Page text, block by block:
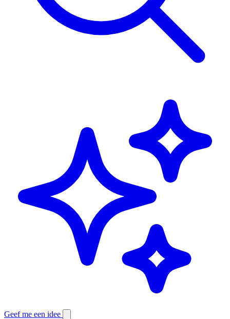
Geef me een idee